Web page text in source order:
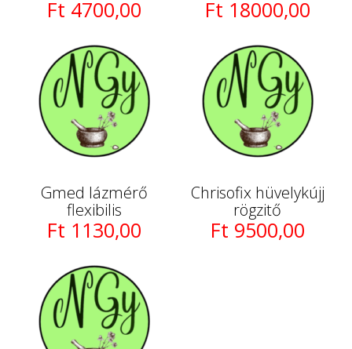
Ft 4700,00 Ft 18000,00
Gmed lázmérő
flexibilis
Ft 1130,00
Chrisofix hüvelykújj
rögzitő
Ft 9500,00